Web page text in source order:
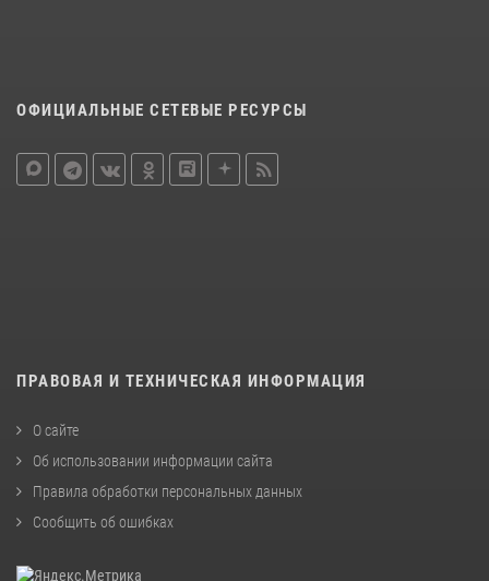
ОФИЦИАЛЬНЫЕ СЕТЕВЫЕ РЕСУРСЫ
ПРАВОВАЯ И ТЕХНИЧЕСКАЯ ИНФОРМАЦИЯ
О сайте
Об использовании информации сайта
Правила обработки персональных данных
Сообщить об ошибках